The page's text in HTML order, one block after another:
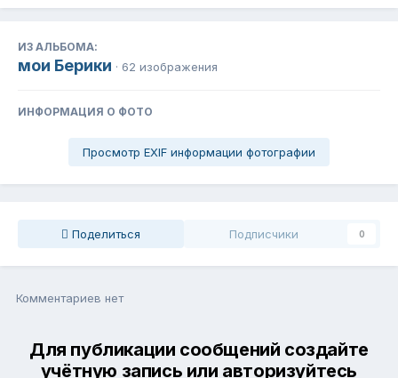
ИЗ АЛЬБОМА:
мои Берики · 62 изображения
ИНФОРМАЦИЯ О ФОТО
Просмотр EXIF информации фотографии
Поделиться Подписчики 0
Комментариев нет
Для публикации сообщений создайте
учётную запись или авторизуйтесь